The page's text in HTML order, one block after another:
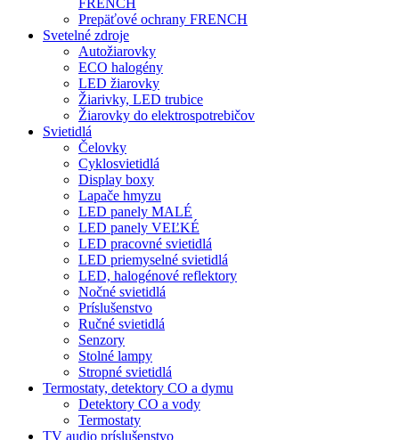
FRENCH
Prepäťové ochrany FRENCH
Svetelné zdroje
Autožiarovky
ECO halogény
LED žiarovky
Žiarivky, LED trubice
Žiarovky do elektrospotrebičov
Svietidlá
Čelovky
Cyklosvietidlá
Display boxy
Lapače hmyzu
LED panely MALÉ
LED panely VEĽKÉ
LED pracovné svietidlá
LED priemyselné svietidlá
LED, halogénové reflektory
Nočné svietidlá
Príslušenstvo
Ručné svietidlá
Senzory
Stolné lampy
Stropné svietidlá
Termostaty, detektory CO a dymu
Detektory CO a vody
Termostaty
TV audio príslušenstvo